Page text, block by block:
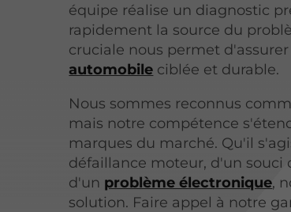
équipe réalise un diagnostic
rapidement la source du
cruciale nous permet
automobile ciblée et durable.
Nous sommes reconnus
mais notre compétence
marques du marché. Qu'il
défaillance moteur, d'un souci
d'un problème électronique,
solution. Faire appel à notre